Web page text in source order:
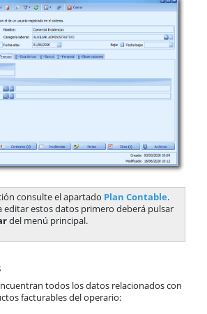
consulte el apartado Plan Contable.
editar estos datos primero deberá pulsar
del menú principal.
todos los datos relacionados con
facturables del operario: